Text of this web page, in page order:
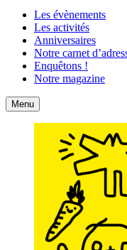
Les évènements
Les activités
Anniversaires
Notre carnet
Enquêtons !
Notre magazine
Accueil
Menu Contact